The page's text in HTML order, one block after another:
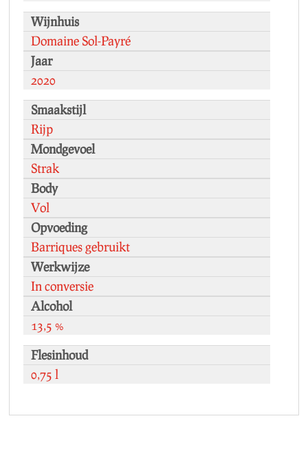
Wijnhuis
Domaine Sol-Payré
Jaar
2020
Smaakstijl
Rijp
Mondgevoel
Strak
Body
Vol
Opvoeding
Barriques gebruikt
Werkwijze
In conversie
Alcohol
13,5 %
Flesinhoud
0,75 l